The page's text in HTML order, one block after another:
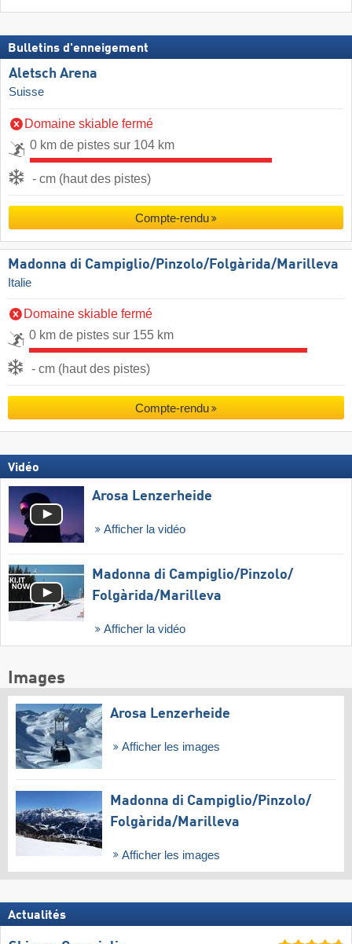
Bulletins d'enneigement
Aletsch Arena
Suisse
Domaine skiable fermé
0 km de pistes sur 104 km
- cm (haut des pistes)
Compte-rendu
Madonna di Campiglio/​Pinzolo/​Folgàrida/​Marilleva
Italie
Domaine skiable fermé
0 km de pistes sur 155 km
- cm (haut des pistes)
Compte-rendu
Vidéo
Arosa Lenzerheide
Afficher la vidéo
Madonna di Campiglio/​Pinzolo/​
Folgàrida/​Marilleva
Afficher la vidéo
Images
Arosa Lenzerheide
Afficher les images
Madonna di Campiglio/​Pinzolo/​
Folgàrida/​Marilleva
Afficher les images
Actualités